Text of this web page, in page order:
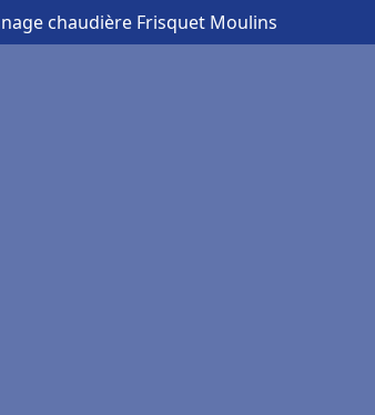
chaudière Frisquet Moulins